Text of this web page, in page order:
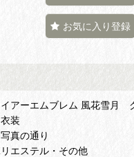
お気に入り登録
アーエムブレム 風花雪月
装
真の通り
エステル・その他